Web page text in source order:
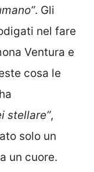
. Gli
nel fare
Ventura e
cosa le
stellare”,
solo un
un cuore.